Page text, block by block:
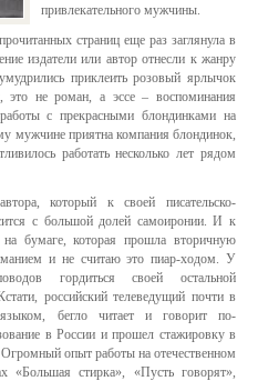
привлекательного мужчины.
страниц еще раз заглянула в
издатели или автор отнесли к жанру
приклеить розовый ярлычок
не роман, а эссе – воспоминания
с прекрасными блондинками на
мужчине приятна компания блондинок,
работать несколько лет рядом
который к своей писательско-
с большой долей самоиронии. И к
бумаге, которая прошла вторичную
и не считаю это пиар-ходом. У
гордиться своей остальной
российский телеведущий почти в
языком, бегло читает и говорит по-
в России и прошел стажировку в
опыт работы на отечественном
«Большая стирка», «Пусть говорят»,